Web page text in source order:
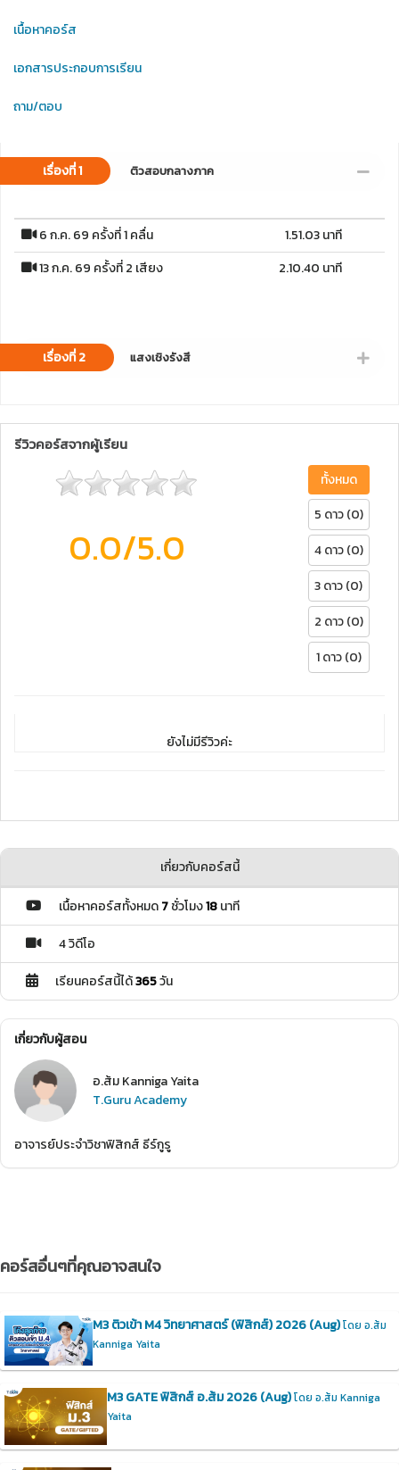
เนื้อหาคอร์ส
เอกสารประกอบการเรียน
ถาม/ตอบ
เรื่องที่ 1 ติวสอบกลางภาค
6 ก.ค. 69 ครั้งที่ 1 คลื่น
1.51.03 นาที
13 ก.ค. 69 ครั้งที่ 2 เสียง
2.10.40 นาที
เรื่องที่ 2 แสงเชิงรังสี
รีวิวคอร์สจากผู้เรียน
0.0/5.0
ทั้งหมด
5 ดาว (0)
4 ดาว (0)
3 ดาว (0)
2 ดาว (0)
1 ดาว (0)
ยังไม่มีรีวิวค่ะ
เกี่ยวกับคอร์สนี้
เนื้อหาคอร์สทั้งหมด7ชั่วโมง18นาที
4 วิดีโอ
เรียนคอร์สนี้ได้365วัน
เกี่ยวกับผู้สอน
อ.ส้ม Kanniga Yaita
T.Guru Academy
อาจารย์ประจำวิชาฟิสิกส์ ธีร์กูรู
คอร์สอื่นๆที่คุณอาจสนใจ
M3 ติวเข้า M4 วิทยาศาสตร์ (ฟิสิกส์) 2026 (Aug)โดย อ.ส้ม
Kanniga Yaita
M3 GATE ฟิสิกส์ อ.ส้ม 2026 (Aug)โดย อ.ส้ม Kanniga
Yaita